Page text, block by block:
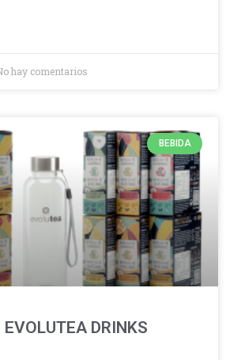
hay comentarios
BEBIDA
DRINKS